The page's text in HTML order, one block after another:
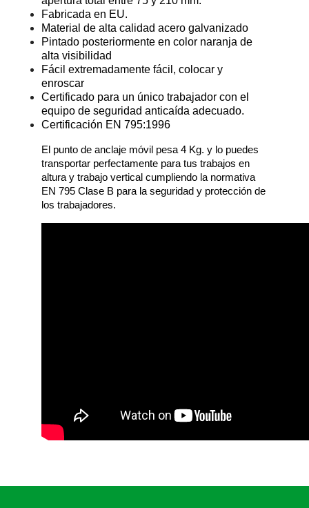
Fabricada en EU.
Material de alta calidad acero galvanizado
Pintado posteriormente en color naranja de
alta visibilidad
Fácil extremadamente fácil, colocar y
enroscar
Certificado para un único trabajador con el
equipo de seguridad anticaída adecuado.
Certificación EN 795:1996
El punto de anclaje móvil pesa 4 Kg. y lo puedes
transportar perfectamente para tus trabajos en
altura y trabajo vertical cumpliendo la normativa
EN 795 Clase B para la seguridad y protección de
los trabajadores.